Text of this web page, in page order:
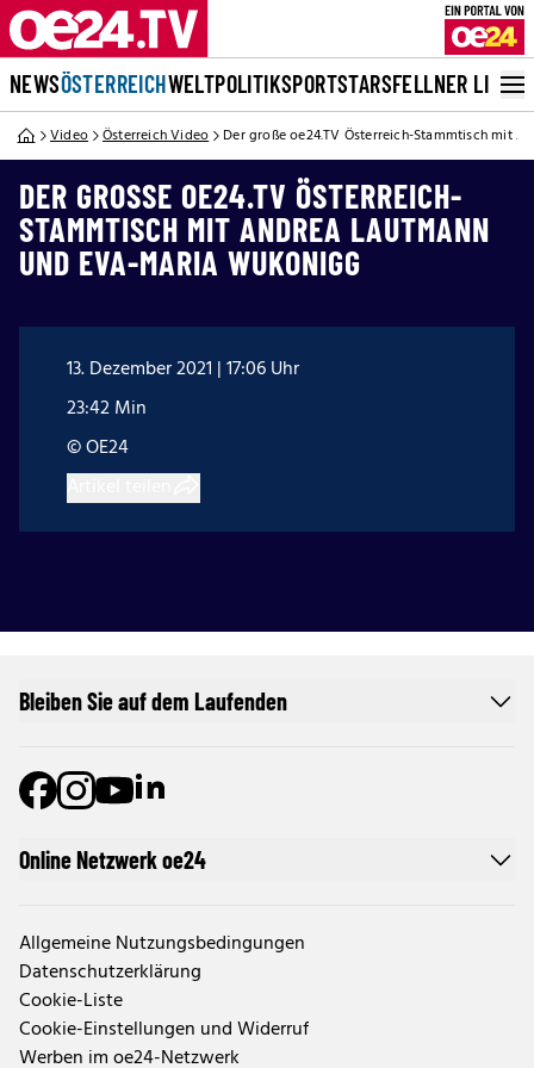
NEWSÖSTERREICHWELTPOLITIKSPORTSTARSFELLNER LIVE
Video Österreich Video Der große oe24.TV Österreich-Stammtisch mit
DER GROSSE OE24.TV ÖSTERREICH-S
TAMMTISCH MIT ANDREA LAUTMANN U
ND EVA-MARIA WUKONIGG
13. Dezember 2021 | 17:06 Uhr
23:42 Min
© OE24
Online Netzwerk oe24
Allgemeine Nutzungsbedingungen
Datenschutzerklärung
Cookie-Liste
Cookie-Einstellungen und Widerruf
Werben im oe24-Netzwerk
Bleiben Sie auf dem Laufenden